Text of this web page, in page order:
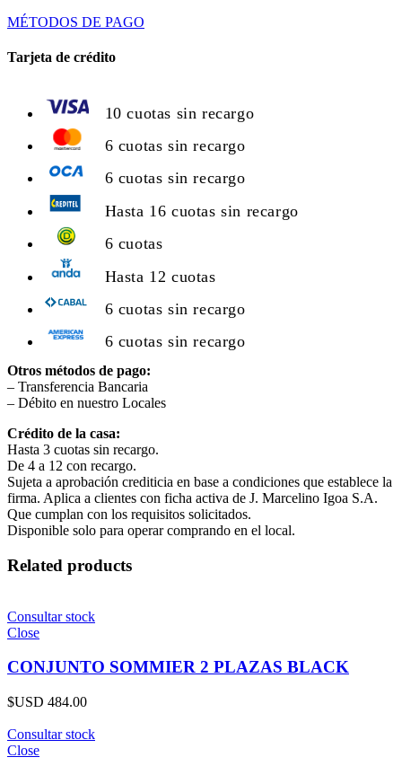
MÉTODOS DE PAGO
Tarjeta de crédito
10 cuotas sin recargo
6 cuotas sin recargo
6 cuotas sin recargo
Hasta 16 cuotas sin recargo
6 cuotas
Hasta 12 cuotas
6 cuotas sin recargo
6 cuotas sin recargo
Otros métodos de pago:
– Transferencia Bancaria
– Débito en nuestro Locales
Crédito de la casa:
Hasta 3 cuotas sin recargo.
De 4 a 12 con recargo.
Sujeta a aprobación crediticia en base a condiciones que establece la
firma. Aplica a clientes con ficha activa de J. Marcelino Igoa S.A.
Que cumplan con los requisitos solicitados.
Disponible solo para operar comprando en el local.
Related products
Consultar stock
Close
CONJUNTO SOMMIER 2 PLAZAS BLACK
$USD 484.00
Consultar stock
Close